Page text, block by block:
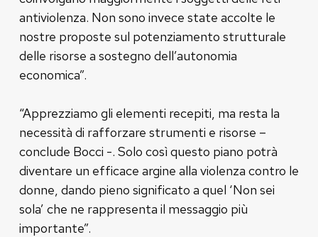
antiviolenza. Non sono invece state accolte le
nostre proposte sul potenziamento strutturale
delle risorse a sostegno dell’autonomia
economica”.
“Apprezziamo gli elementi recepiti, ma resta la
necessità di rafforzare strumenti e risorse –
conclude Bocci -. Solo così questo piano potrà
diventare un efficace argine alla violenza contro le
donne, dando pieno significato a quel ‘Non sei
sola’ che ne rappresenta il messaggio più
importante”.